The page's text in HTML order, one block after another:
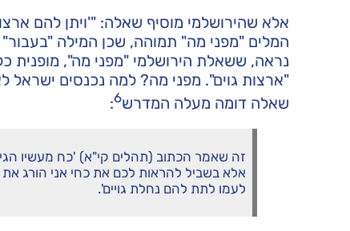
אלא שהירושלמי מוסיף שאלה: "'ויתן להם
המלים "מפני מה" תמוהה, שכן המילה
נראה, ששאלת הירושלמי "מפני מה", מופנית
"ארצות גוים". מפני מה? למה נכנסים ישראל
שאלה דומה מעלה המדרש6
:
זה שאמר הכתוב (תהלים קי"א) 'כח מעשיו
אלא בשביל להראות לכם את כחי אני הורג
לעמו לתת להם נחלת גויים'.